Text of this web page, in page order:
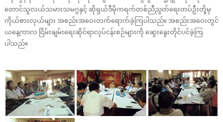
တောင်သူလယ်သမားသမဂ္ဂနှင့် ဆိုရှယ်ဒီမိုကရက်တစ်ညီညွတ်ရေးတပ်ဦးတို့မှ
ကိုယ်စားလှယ်များ အစည်းအဝေးတက်ရောက်ခဲ့ကြပါသည်။ အစည်းအဝေးတွင်
ယနေ့ကာလ ငြိမ်းချမ်းရေးဆိုင်ရာလုပ်ငန်းစဉ်များကို ဆွေးနွေးတိုင်ပင်ခဲ့ကြ
ပါသည်။